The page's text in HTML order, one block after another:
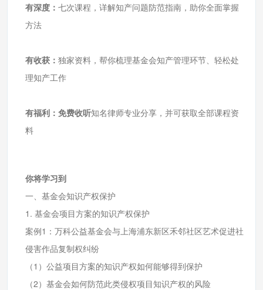
有深度： 七次课程，详解知产问题防范指南，助你全面掌握
方法
有收获： 独家资料，帮你梳理基金会知产管理环节、轻松处
理知产工作
有福利： 免费收听知名律师专业分享，并可获取全部课程资
料
你将学习到
一、基金会知识产权保护
1. 基金会项目方案的知识产权保护
案例1：万科公益基金会与上海浦东新区禾邻社区艺术促进社
侵害作品复制权纠纷
（1）公益项目方案的知识产权如何能够得到保护
（2）基金会如何防范此类侵权项目知识产权的风险